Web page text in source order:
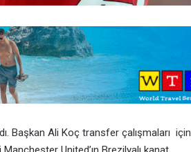
Başkan Ali Koç transfer çalışmaları için